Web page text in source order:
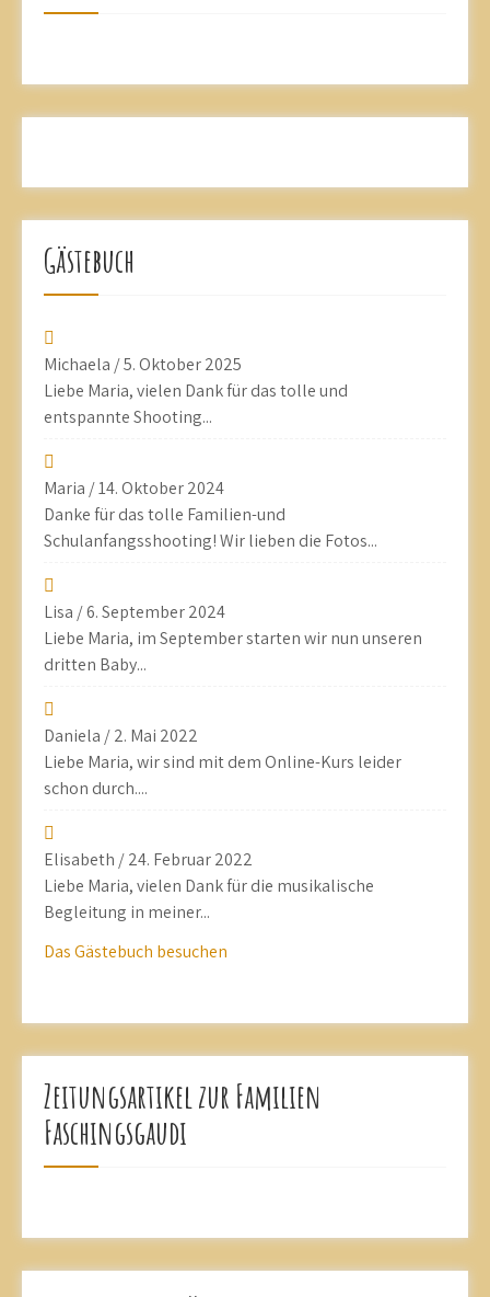
Gästebuch
Michaela /5. Oktober 2025
Liebe Maria, vielen Dank für das tolle und
entspannte Shooting...
Maria /14. Oktober 2024
Danke für das tolle Familien-und
Schulanfangsshooting! Wir lieben die Fotos...
Lisa /6. September 2024
Liebe Maria, im September starten wir nun unseren
dritten Baby...
Daniela /2. Mai 2022
Liebe Maria, wir sind mit dem Online-Kurs leider
schon durch....
Elisabeth /24. Februar 2022
Liebe Maria, vielen Dank für die musikalische
Begleitung in meiner...
Das Gästebuch besuchen
Zeitungsartikel zur Familien
Faschingsgaudi